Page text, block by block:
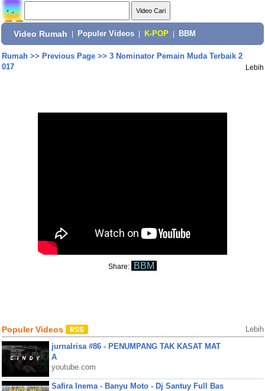
Video Rumah Populer Videos K-POP BBM
Rumah>> Previous Page>> 3 Nominator Pemain Muda Terbaik 2
017
Lebih
Share: BBM
Populer Videos Lebih
jurnalrisa #86 - PENUMPANG TAK KASAT MAT
A
youtube.com
Safira Inema - Banyu Moto - Dj Santuy Full Bas